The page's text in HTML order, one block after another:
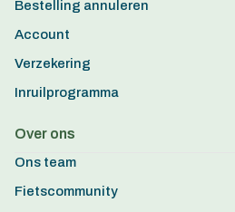
Bestelling annuleren
Account
Verzekering
Inruilprogramma
Over ons
Ons team
Fietscommunity